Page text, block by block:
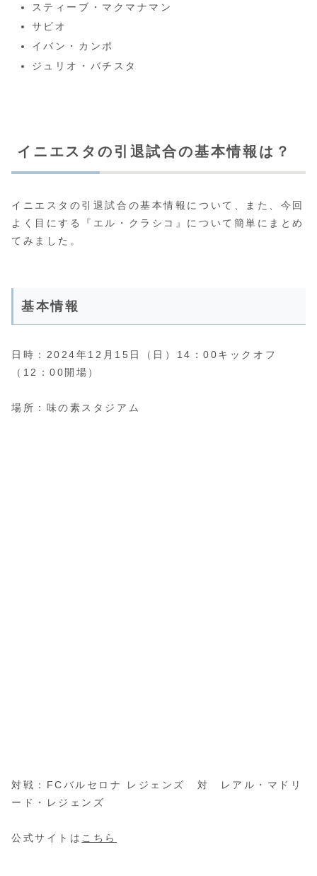
スティーブ・マクマナマン
サビオ
イバン・カンポ
ジュリオ・バチスタ
イニエスタの引退試合の基本情報は？
イニエスタの引退試合の基本情報について、また、今回
よく目にする『エル・クラシコ』について簡単にまとめ
てみました。
基本情報
日時：2024年12月15日（日）14：00キックオフ
（12：00開場）
場所：味の素スタジアム
対戦：FCバルセロナ レジェンズ 対 レアル・マドリ
ード・レジェンズ
公式サイトは こちら